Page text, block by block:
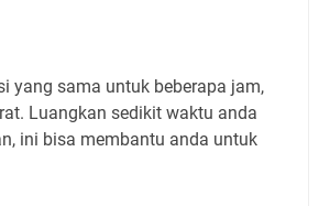
yang sama untuk beberapa jam,
Luangkan sedikit waktu anda
ini bisa membantu anda untuk